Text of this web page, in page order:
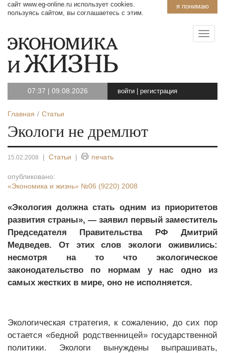
я понимаю
сайт www.eg-online.ru использует cookies.
пользуясь сайтом, вы соглашаетесь с этим.
07:37 | 09.08.2026 войти регистрация
Главная Статьи
Экологи не дремлют
15.02.2008 | Статьи | печать
опубликовано:
«Экономика и жизнь» №06 (9220) 2008
«Экология должна стать одним из приоритетов
развития страны», — заявил первый заместитель
Председателя Правительства РФ Дмитрий
Медведев. От этих слов экологи оживились:
несмотря на то что экологическое
законодательство по нормам у нас одно из
самых жестких в мире, оно не исполняется.
Экологическая стратегия, к сожалению, до сих пор
остается «бедной родственницей» государственной
политики. Экологи вынуждены выпрашивать,